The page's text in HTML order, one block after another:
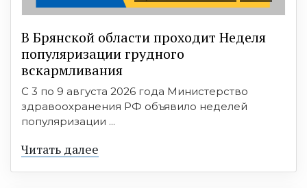
В Брянской области проходит Неделя
популяризации грудного
вскармливания
С 3 по 9 августа 2026 года Министерство
здравоохранения РФ объявило неделей
популяризации ...
Читать далее